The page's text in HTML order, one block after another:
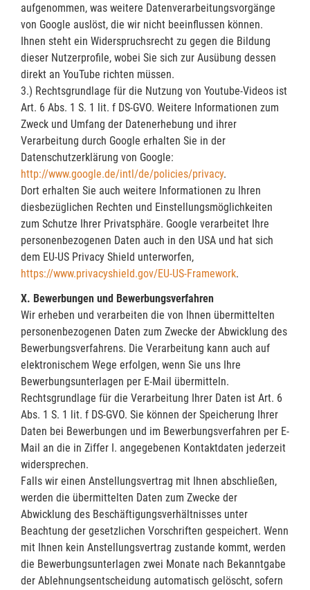
aufgenommen, was weitere Datenverarbeitungsvorgänge
von Google auslöst, die wir nicht beeinflussen können.
Ihnen steht ein Widerspruchsrecht zu gegen die Bildung
dieser Nutzerprofile, wobei Sie sich zur Ausübung dessen
direkt an YouTube richten müssen.
3.) Rechtsgrundlage für die Nutzung von Youtube-Videos ist
Art. 6 Abs. 1 S. 1 lit. f DS-GVO. Weitere Informationen zum
Zweck und Umfang der Datenerhebung und ihrer
Verarbeitung durch Google erhalten Sie in der
Datenschutzerklärung von Google:
http://www.google.de/intl/de/policies/privacy.
Dort erhalten Sie auch weitere Informationen zu Ihren
diesbezüglichen Rechten und Einstellungsmöglichkeiten
zum Schutze Ihrer Privatsphäre. Google verarbeitet Ihre
personenbezogenen Daten auch in den USA und hat sich
dem EU-US Privacy Shield unterworfen,
https://www.privacyshield.gov/EU-US-Framework.
X. Bewerbungen und Bewerbungsverfahren
Wir erheben und verarbeiten die von Ihnen übermittelten
personenbezogenen Daten zum Zwecke der Abwicklung des
Bewerbungsverfahrens. Die Verarbeitung kann auch auf
elektronischem Wege erfolgen, wenn Sie uns Ihre
Bewerbungsunterlagen per E-Mail übermitteln.
Rechtsgrundlage für die Verarbeitung Ihrer Daten ist Art. 6
Abs. 1 S. 1 lit. f DS-GVO. Sie können der Speicherung Ihrer
Daten bei Bewerbungen und im Bewerbungsverfahren per E-
Mail an die in Ziffer I. angegebenen Kontaktdaten jederzeit
widersprechen.
Falls wir einen Anstellungsvertrag mit Ihnen abschließen,
werden die übermittelten Daten zum Zwecke der
Abwicklung des Beschäftigungsverhältnisses unter
Beachtung der gesetzlichen Vorschriften gespeichert. Wenn
mit Ihnen kein Anstellungsvertrag zustande kommt, werden
die Bewerbungsunterlagen zwei Monate nach Bekanntgabe
der Ablehnungsentscheidung automatisch gelöscht, sofern